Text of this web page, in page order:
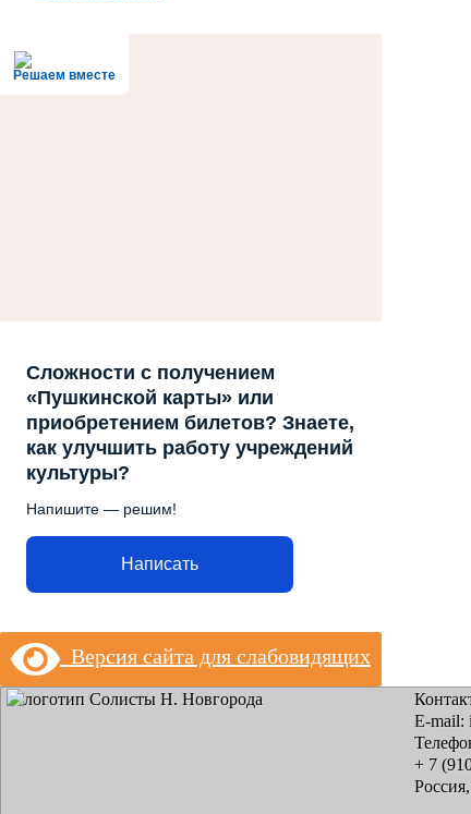
Решаем вместе
Сложности с получением
«Пушкинской карты» или
приобретением билетов? Знаете,
как улучшить работу учреждений
культуры?
Напишите — решим!
Написать
Версия сайта для слабовидящих
E-mail:
+ 7